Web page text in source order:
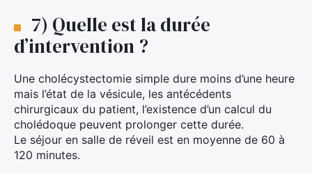
7) Quelle est la durée
d’intervention ?
Une cholécystectomie simple dure moins d’une heure
mais l’état de la vésicule, les antécédents
chirurgicaux du patient, l’existence d’un calcul du
cholédoque peuvent prolonger cette durée.
Le séjour en salle de réveil est en moyenne de 60 à
120 minutes.